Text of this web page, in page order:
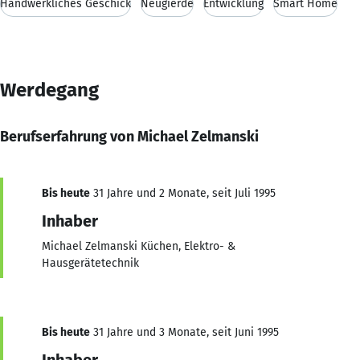
Handwerkliches Geschick Neugierde Entwicklung Smart Home
Werdegang
Berufserfahrung von Michael Zelmanski
Bis heute 31 Jahre und 2 Monate, seit Juli 1995
Inhaber
Michael Zelmanski Küchen, Elektro- &
Hausgerätetechnik
Bis heute 31 Jahre und 3 Monate, seit Juni 1995